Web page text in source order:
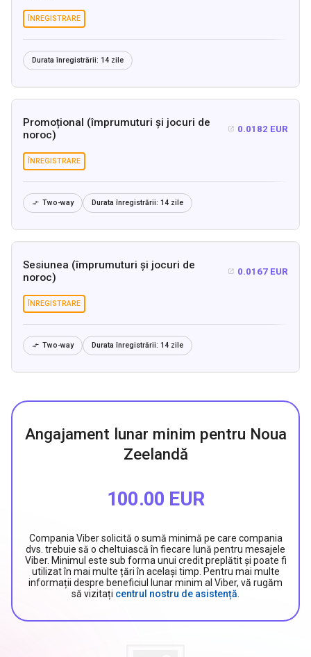
ÎNREGISTRARE
Durata înregistrării: 14 zile
Promoțional (împrumuturi și jocuri de
noroc)
 0.0182 EUR
ÎNREGISTRARE
 Two-way Durata înregistrării: 14 zile
Sesiunea (împrumuturi și jocuri de
noroc)
 0.0167 EUR
ÎNREGISTRARE
 Two-way Durata înregistrării: 14 zile
Angajament lunar minim pentru Noua
Zeelandă
100.00 EUR
Compania Viber solicită o sumă minimă pe care compania
dvs. trebuie să o cheltuiască în fiecare lună pentru mesajele
Viber. Minimul este sub forma unui credit preplătit și poate fi
utilizat în mai multe țări în același timp. Pentru mai multe
informații despre beneficiul lunar minim al Viber, vă rugăm
să vizitați centrul nostru de asistență